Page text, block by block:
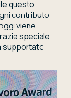
questo
contributo
viene
speciale
supportato